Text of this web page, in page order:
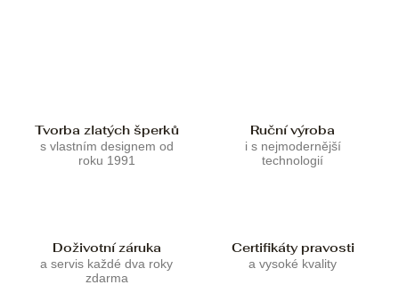
Tvorba zlatých šperků
s vlastním designem od
roku 1991
Ruční výroba
i s nejmodernější
technologií
Doživotní záruka
a servis každé dva roky
zdarma
Certifikáty pravosti
a vysoké kvality